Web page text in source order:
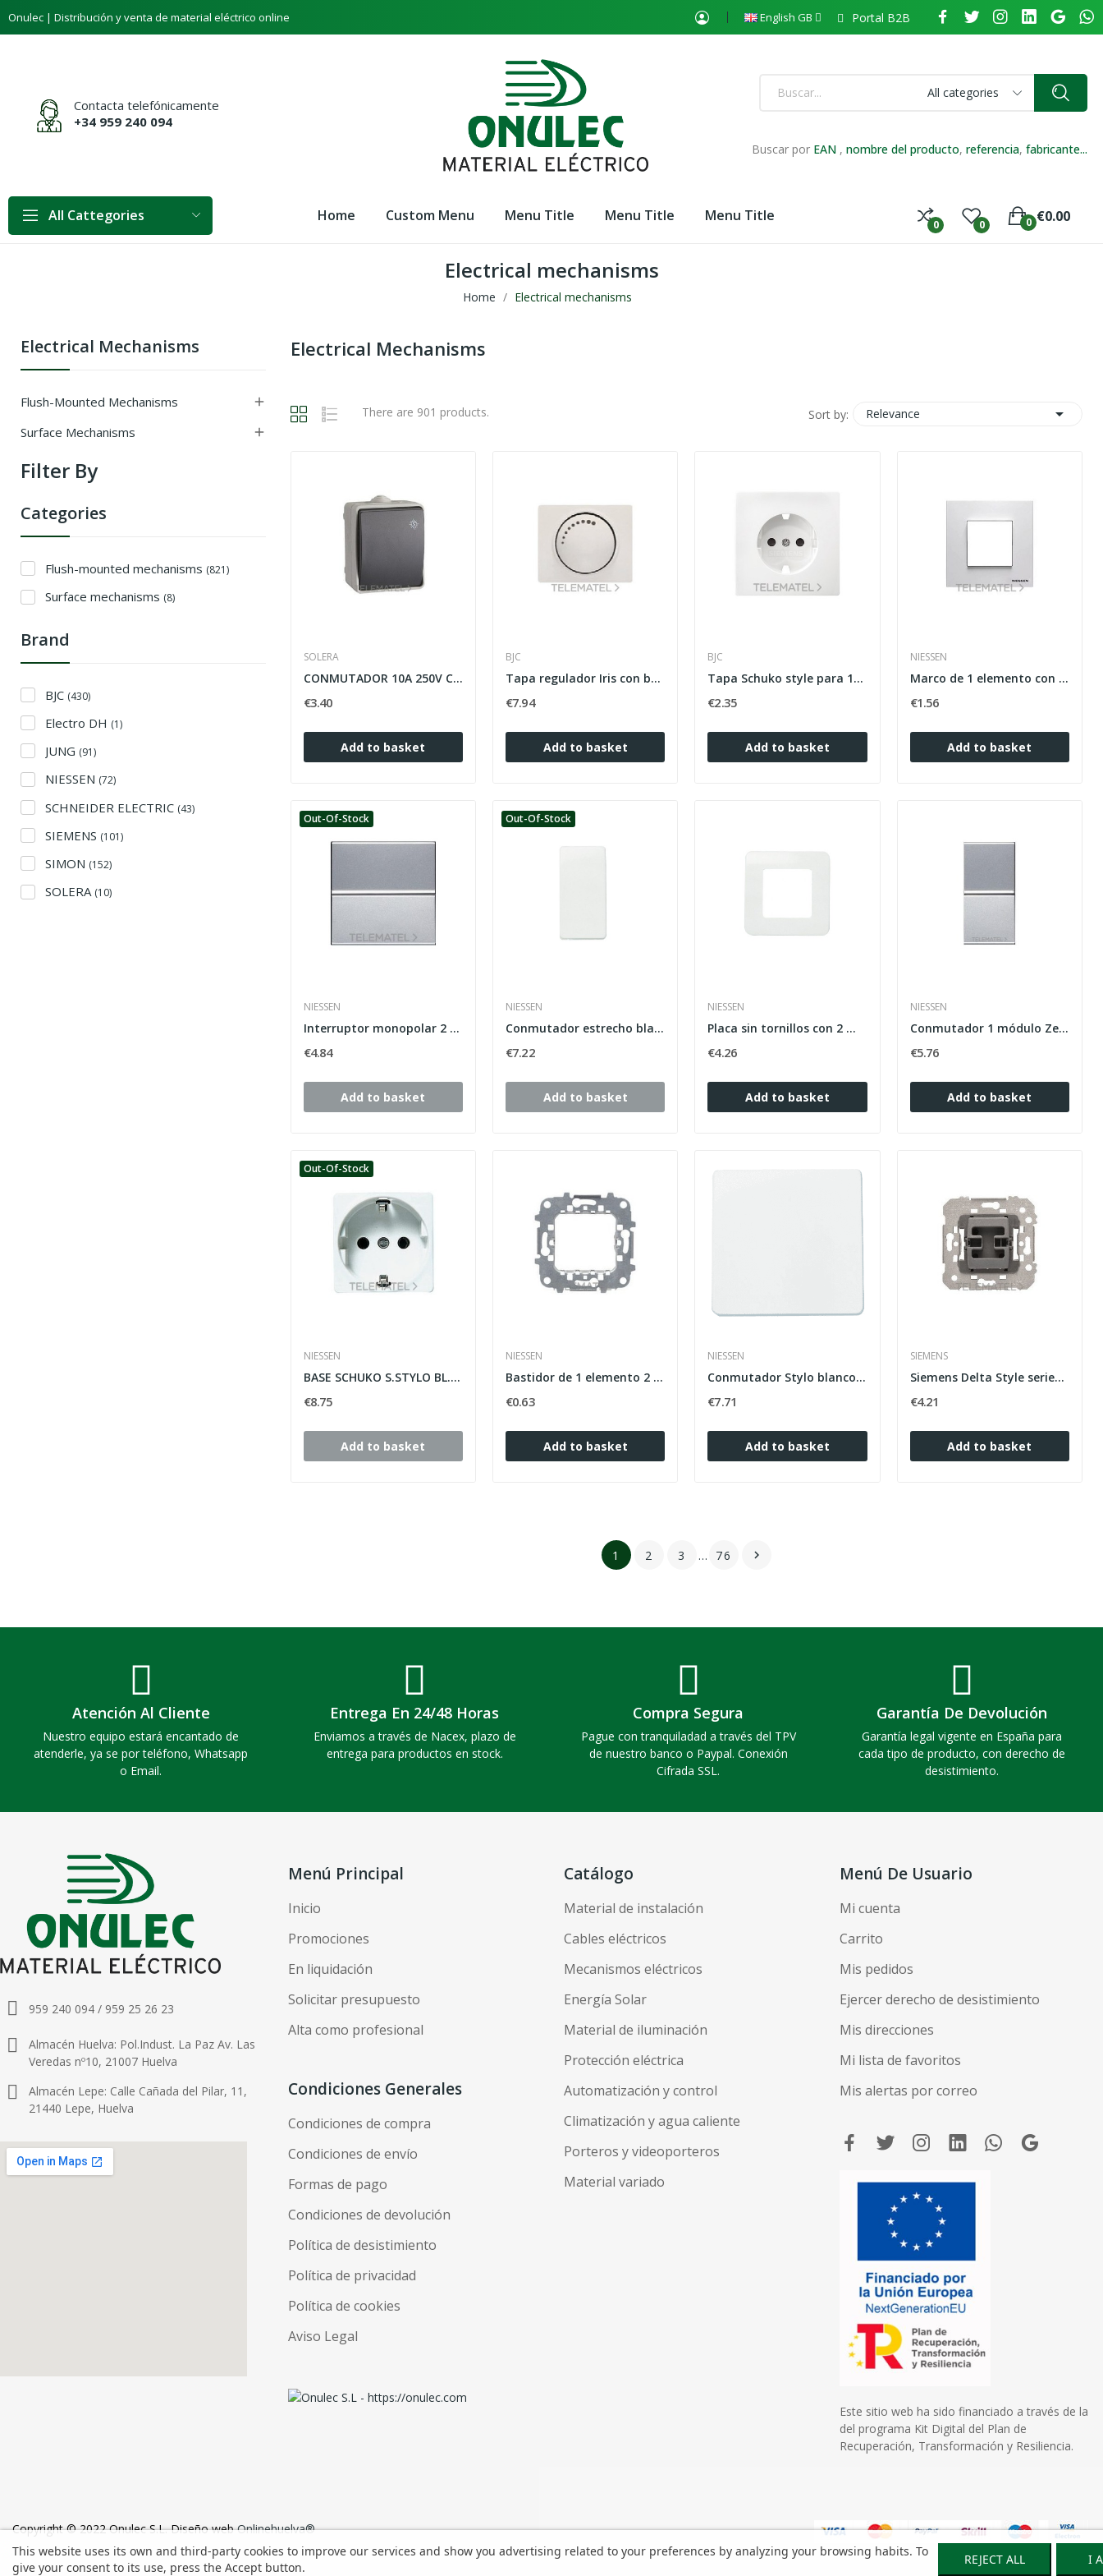
Onulec | Distribución y venta de material eléctrico online English GB Portal B2B
Contacta telefónicamente
+34 959 240 094
All categories
Buscar por EAN ,nombre del producto,referencia,fabricante...
All Cattegories Home Custom Menu Menu Title Menu Title Menu Title
0 0 €0.00
0
Electrical mechanisms
Home Electrical mechanisms
Electrical Mechanisms
Flush-Mounted Mechanisms 
Surface Mechanisms 
Filter By
Categories
Flush-mounted mechanisms (821)
Surface mechanisms (8)
Brand
BJC (430)
Electro DH (1)
JUNG (91)
NIESSEN (72)
SCHNEIDER ELECTRIC (43)
SIEMENS (101)
SIMON (152)
SOLERA (10)
Electrical Mechanisms
There are 901 products. Sort by: Relevance 
SOLERA
CONMUTADOR 10A 250V CERTIFICADO VDE/NF
€3.40
Add to basket
BJC
Tapa regulador Iris con botonera Iris en blanco
€7.94
Add to basket
BJC
Tapa Schuko style para 18524 en blanco polar
€2.35
Add to basket
NIESSEN
Marco de 1 elemento con 2 módulos Zenit blanco
€1.56
Add to basket
Out-Of-Stock
NIESSEN
Interruptor monopolar 2 módulos Zenit plata
€4.84
Add to basket
Out-Of-Stock
NIESSEN
Conmutador estrecho blanco alpino Stylo Niessen...
€7.22
Add to basket
NIESSEN
Placa sin tornillos con 2 módulos Stylo blanco...
€4.26
Add to basket
NIESSEN
Conmutador 1 módulo Zenit plata
€5.76
Add to basket
Out-Of-Stock
NIESSEN
BASE SCHUKO S.STYLO BL.ALPINO
€8.75
Add to basket
NIESSEN
Bastidor de 1 elemento 2 módulos Zenit plata
€0.63
Add to basket
NIESSEN
Conmutador Stylo blanco alpino Niessen
€7.71
Add to basket
SIEMENS
Siemens Delta Style series unipolar switch in...
€4.21
Add to basket
1 2 3 … 76 
Atención Al Cliente
Nuestro equipo estará encantado de
atenderle, ya se por teléfono, Whatsapp
o Email.
Entrega En 24/48 Horas
Enviamos a través de Nacex, plazo de
entrega para productos en stock.
Compra Segura
Pague con tranquiladad a través del TPV
de nuestro banco o Paypal. Conexión
Cifrada SSL.
Garantía De Devolución
Garantía legal vigente en España para
cada tipo de producto, con derecho de
desistimiento.
959 240 094 / 959 25 26 23
Almacén Huelva: Pol.Indust. La Paz Av. Las
Veredas nº10, 21007 Huelva
Almacén Lepe: Calle Cañada del Pilar, 11,
21440 Lepe, Huelva
Menú Principal
Inicio
Promociones
En liquidación
Solicitar presupuesto
Alta como profesional
Condiciones Generales
Condiciones de compra
Condiciones de envío
Formas de pago
Condiciones de devolución
Política de desistimiento
Política de privacidad
Política de cookies
Aviso Legal
Catálogo
Material de instalación
Cables eléctricos
Mecanismos eléctricos
Energía Solar
Material de iluminación
Protección eléctrica
Automatización y control
Climatización y agua caliente
Porteros y videoporteros
Material variado
Menú De Usuario
Mi cuenta
Carrito
Mis pedidos
Ejercer derecho de desistimiento
Mis direcciones
Mi lista de favoritos
Mis alertas por correo
Este sitio web ha sido financiado a través de la
del programa Kit Digital del Plan de
Recuperación, Transformación y Resiliencia.
Copyright © 2022 Onulec S.L. Diseño webOnlinehuelva®
This website uses its own and third-party cookies to improve our services and show you advertising related to your preferences by analyzing your browsing habits. To
give your consent to its use, press the Accept button.
REJECT ALL I